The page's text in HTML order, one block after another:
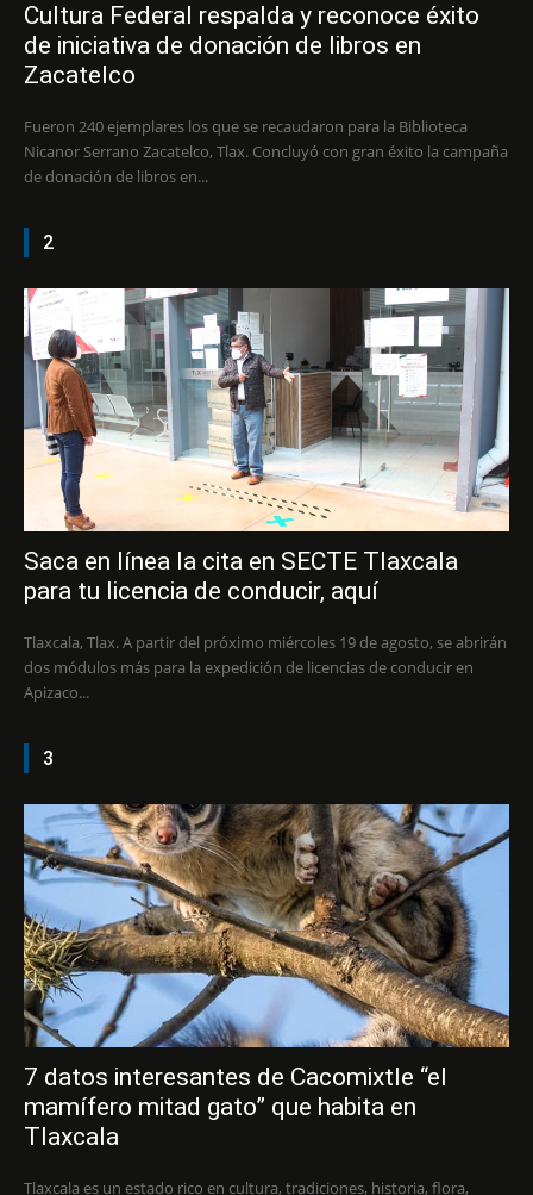
Cultura Federal respalda y reconoce éxito
de iniciativa de donación de libros en
Zacatelco
Fueron 240 ejemplares los que se recaudaron para la Biblioteca
Nicanor Serrano Zacatelco, Tlax. Concluyó con gran éxito la campaña
de donación de libros en...
2
Saca en línea la cita en SECTE Tlaxcala
para tu licencia de conducir, aquí
Tlaxcala, Tlax. A partir del próximo miércoles 19 de agosto, se abrirán
dos módulos más para la expedición de licencias de conducir en
Apizaco...
3
7 datos interesantes de Cacomixtle “el
mamífero mitad gato” que habita en
Tlaxcala
Tlaxcala es un estado rico en cultura, tradiciones, historia, flora,